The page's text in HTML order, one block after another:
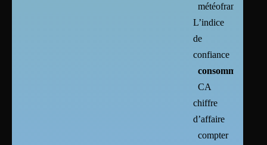
météofrance :
L’indice
de
confiance
consommation
CA
chiffre
d’affaire
compter